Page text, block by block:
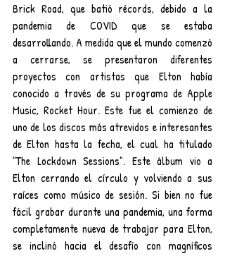
Brick Road, que batió récords, debido a la
pandemia de COVID que se estaba
desarrollando. A medida que el mundo comenzó
a cerrarse, se presentaron diferentes
proyectos con artistas que Elton había
conocido a través de su programa de Apple
Music, Rocket Hour. Este fue el comienzo de
uno de los discos más atrevidos e interesantes
de Elton hasta la fecha, el cual ha titulado
"The Lockdown Sessions". Este álbum vio a
Elton cerrando el círculo y volviendo a sus
raíces como músico de sesión. Si bien no fue
fácil grabar durante una pandemia, una forma
completamente nueva de trabajar para Elton,
se inclinó hacia el desafío con magníficos